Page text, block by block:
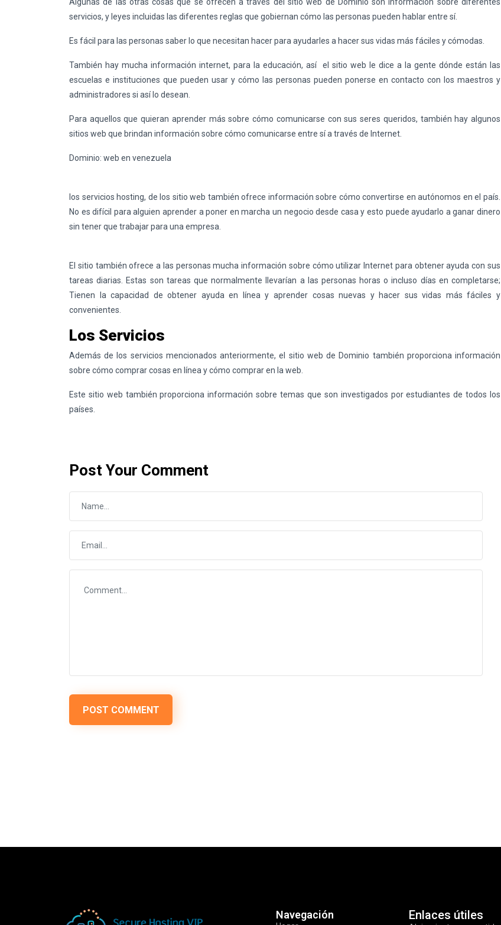
Algunas de las otras cosas que se ofrecen a través del sitio web de Dominio son información sobre diferentes
servicios, y leyes incluidas las diferentes reglas que gobiernan cómo las personas pueden hablar entre sí.
Es fácil para las personas saber lo que necesitan hacer para ayudarles a hacer sus vidas más fáciles y cómodas.
También hay mucha información internet, para la educación, así el sitio web le dice a la gente dónde están las
escuelas e instituciones que pueden usar y cómo las personas pueden ponerse en contacto con los maestros y
administradores si así lo desean.
Para aquellos que quieran aprender más sobre cómo comunicarse con sus seres queridos, también hay algunos
sitios web que brindan información sobre cómo comunicarse entre sí a través de Internet.
Dominio: web en venezuela
los servicios hosting, de los sitio web también ofrece información sobre cómo convertirse en autónomos en el país.
No es difícil para alguien aprender a poner en marcha un negocio desde casa y esto puede ayudarlo a ganar dinero
sin tener que trabajar para una empresa.
El sitio también ofrece a las personas mucha información sobre cómo utilizar Internet para obtener ayuda con sus
tareas diarias. Estas son tareas que normalmente llevarían a las personas horas o incluso días en completarse;
Tienen la capacidad de obtener ayuda en línea y aprender cosas nuevas y hacer sus vidas más fáciles y
convenientes.
Los Servicios
Además de los servicios mencionados anteriormente, el sitio web de Dominio también proporciona información
sobre cómo comprar cosas en línea y cómo comprar en la web.
Este sitio web también proporciona información sobre temas que son investigados por estudiantes de todos los
países.
Post Your Comment
Navegación Enlaces útiles